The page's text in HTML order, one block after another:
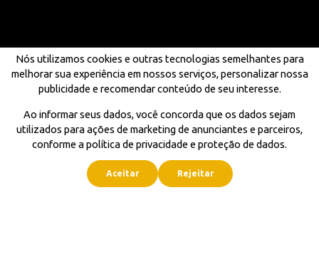
Nós utilizamos cookies e outras tecnologias semelhantes para
melhorar sua experiência em nossos serviços, personalizar nossa
publicidade e recomendar conteúdo de seu interesse.
Ao informar seus dados, você concorda que os dados sejam
utilizados para ações de marketing de anunciantes e parceiros,
conforme a política de privacidade e proteção de dados.
Aceitar Rejeitar